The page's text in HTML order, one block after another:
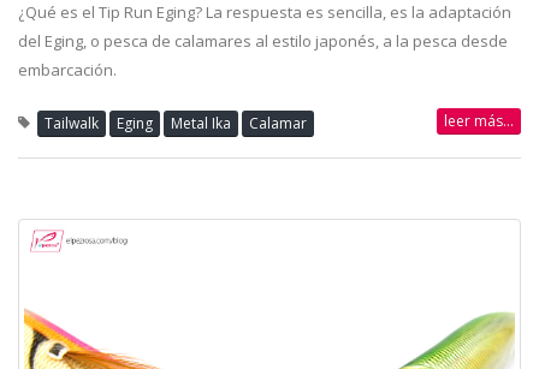
¿Qué es el Tip Run Eging? La respuesta es sencilla, es la adaptación
del Eging, o pesca de calamares al estilo japonés, a la pesca desde
embarcación.
Tailwalk Eging Metal Ika Calamar leer más...